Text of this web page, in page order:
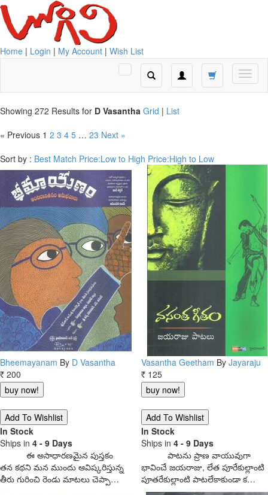
Home | Login | My Account | Wish List
Showing 272 Results for D Vasantha Grid | List
« Previous 1 2 3 4 5 … 23 Next »
Sort by : Best Match Price:Low to High Price:High to Low
Bheemayanam By D Vasantha
Rs. 200
In Stock
Ships in 4 - 9 Days
ఈ అసాధారణమైన పుస్తకం
తన కథని మన ముందు ఆవిష్కరిస్తున్న
తీరు గురించి రెండు మాటలు చెప్పా…
Vasantha Geetham By Jayaraju
Rs. 125
In Stock
Ships in 4 - 9 Days
పాటను ప్రాణ వాయువుగా
భావించే జయరాజు, లేత పూరేకుల్లాంటి
పూతరేకుల్లాంటి పాటలేకాకుండా క…